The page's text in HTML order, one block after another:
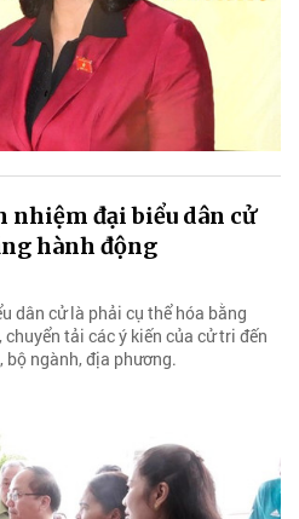
nhiệm đại biểu dân cử
hành động
dân cử là phải cụ thể hóa bằng
tải các ý kiến của cử tri đến
bộ ngành, địa phương.